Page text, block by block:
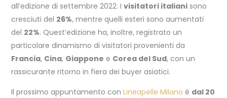
all’edizione di settembre 2022. I visitatori italianisono
cresciuti del 26%, mentre quelli esteri sono aumentati
del 22%. Quest’edizione ha, inoltre, registrato un
particolare dinamismo di visitatori provenienti da
Francia, Cina, Giappone e Corea del Sud, con un
rassicurante ritorno in fiera dei buyer asiatici.
Il prossimo appuntamento con Lineapelle Milano è dal 20